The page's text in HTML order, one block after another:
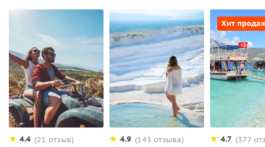
4.4 (21 отзыв) 4.9 (143 отзыва)
Хит
4.7 (377